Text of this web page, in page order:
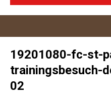
19201080-fc-st-
trainingsbesuch-
02